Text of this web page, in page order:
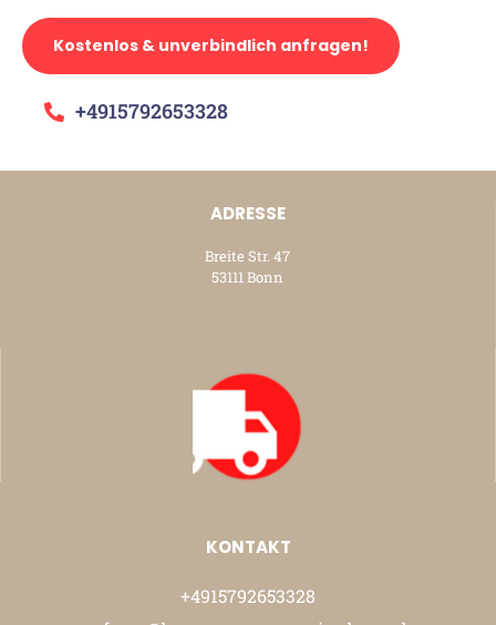
Kostenlos & unverbindlich anfragen!
+4915792653328
ADRESSE
Breite Str. 47
53111 Bonn
KONTAKT
+4915792653328